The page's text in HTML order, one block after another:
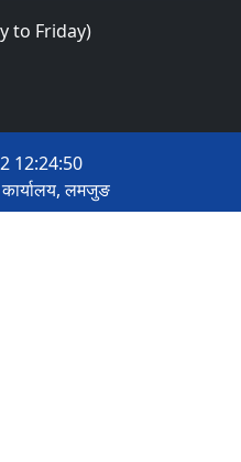
to Friday)
12:24:50
कार्यालय, लमजुङ